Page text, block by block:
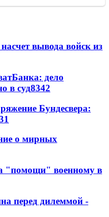
вывода войск из
дело
в суд8342
Бундесвера:
о мирных
"помощи" военному в
перед дилеммой -